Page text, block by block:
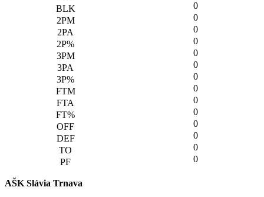
0
0
0
0
0
0
0
0
0
0
0
0
0
0
AŠK Slávia Trnava